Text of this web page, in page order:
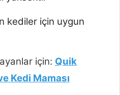
kediler için uygun
için: Quik
Kedi Maması